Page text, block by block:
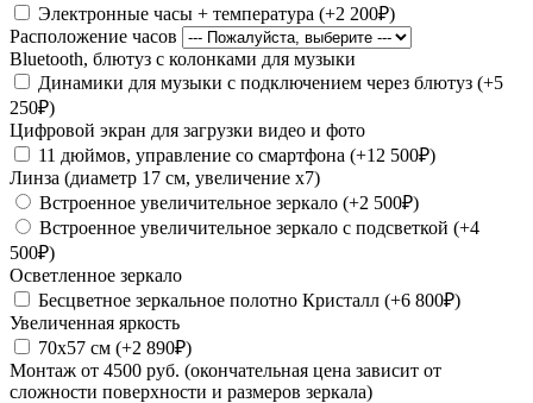
Электронные часы + температура (+2 200₽)
Расположение часов
Bluetooth, блютуз с колонками для музыки
Динамики для музыки с подключением через блютуз (+5
250₽)
Цифровой экран для загрузки видео и фото
11 дюймов, управление со смартфона (+12 500₽)
Линза (диаметр 17 см, увеличение х7)
Встроенное увеличительное зеркало (+2 500₽)
Встроенное увеличительное зеркало с подсветкой (+4
500₽)
Осветленное зеркало
Бесцветное зеркальное полотно Кристалл (+6 800₽)
Увеличенная яркость
70х57 см (+2 890₽)
Монтаж от 4500 руб. (окончательная цена зависит от
сложности поверхности и размеров зеркала)